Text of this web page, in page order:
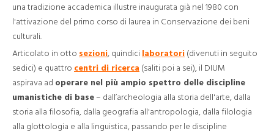
una tradizione accademica illustre inaugurata già nel 1980 con
l'attivazione del primo corso di laurea in Conservazione dei beni
culturali.
Articolato in otto sezioni, quindici laboratori (divenuti in seguito
sedici) e quattro centri di ricerca (saliti poi a sei), il DIUM
aspirava ad operare nel più ampio spettro delle discipline
umanistiche di base – dall’archeologia alla storia dell'arte, dalla
storia alla filosofia, dalla geografia all'antropologia, dalla filologia
alla glottologia e alla linguistica, passando per le discipline